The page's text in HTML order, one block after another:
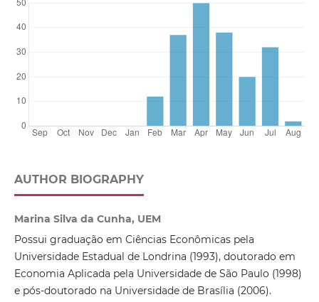
AUTHOR BIOGRAPHY
Marina Silva da Cunha, UEM
Possui graduação em Ciências Econômicas pela
Universidade Estadual de Londrina (1993), doutorado em
Economia Aplicada pela Universidade de São Paulo (1998)
e pós-doutorado na Universidade de Brasília (2006).